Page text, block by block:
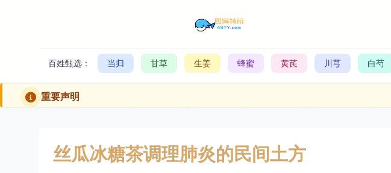
百姓甄选： 当归 甘草 生姜 蜂蜜 黄芪 川芎 白芍
重要声明
丝瓜冰糖茶调理肺炎的民间土方